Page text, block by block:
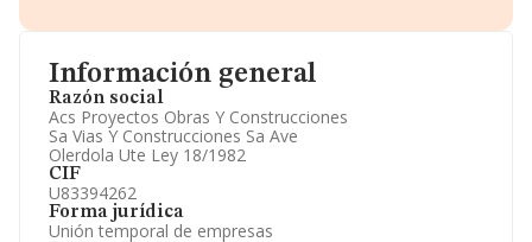
Información general
Razón social
Acs Proyectos Obras Y Construcciones
Sa Vias Y Construcciones Sa Ave
Olerdola Ute Ley 18/1982
CIF
U83394262
Forma jurídica
Unión temporal de empresas
Accionistas.
Participaciones y Vinculaciones en otras empresas.
Artículos de prensa publicados sobre la empresa.
Información oficial y registral complementaria.